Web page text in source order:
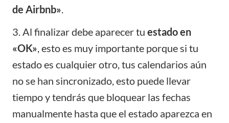
de Airbnb».
3. Al finalizar debe aparecer tu estado en
«OK», esto es muy importante porque si tu
estado es cualquier otro, tus calendarios aún
no se han sincronizado, esto puede llevar
tiempo y tendrás que bloquear las fechas
manualmente hasta que el estado aparezca en